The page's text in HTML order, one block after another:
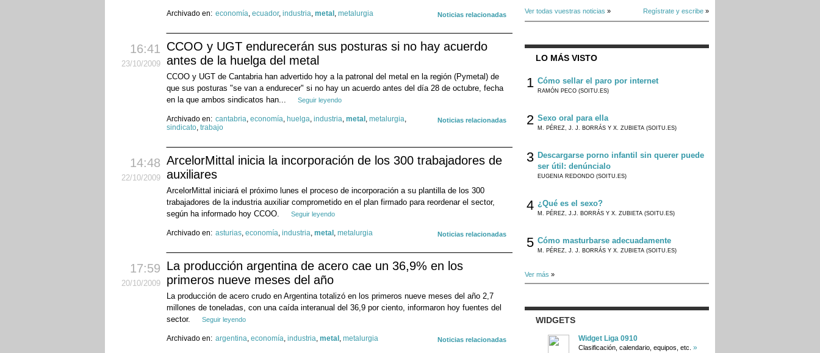
Ver todas vuestras noticias » Regístrate y escribe »
LO MÁS VISTO
1 Cómo sellar el paro por internet
RAMÓN PECO (SOITU.ES)
2 Sexo oral para ella
M. PÉREZ, J. J. BORRÁS Y X. ZUBIETA (SOITU.ES)
3 Descargarse porno infantil sin querer puede
ser útil: denúncialo
EUGENIA REDONDO (SOITU.ES)
4 ¿Qué es el sexo?
M. PÉREZ, J.J. BORRÁS Y X. ZUBIETA (SOITU.ES)
5 Cómo masturbarse adecuadamente
M. PÉREZ, J. J. BORRÁS Y X. ZUBIETA (SOITU.ES)
Ver más »
WIDGETS
Widget Liga 0910
Clasificación, calendario, equipos, etc. »
Noticias relacionadas
Archivado en: economía, ecuador, industria, metal , metalurgia
16:41
23/10/2009
CCOO y UGT endurecerán sus posturas si no hay acuerdo
antes de la huelga del metal
CCOO y UGT de Cantabria han advertido hoy a la patronal del metal en la región (Pymetal) de
que sus posturas "se van a endurecer" si no hay un acuerdo antes del día 28 de octubre, fecha
en la que ambos sindicatos han...
Seguir leyendo
Noticias relacionadas
Archivado en: cantabria, economía, huelga, industria, metal , metalurgia,
sindicato, trabajo
14:48
22/10/2009
ArcelorMittal inicia la incorporación de los 300 trabajadores de
auxiliares
ArcelorMittal iniciará el próximo lunes el proceso de incorporación a su plantilla de los 300
trabajadores de la industria auxiliar comprometido en el plan firmado para reordenar el sector,
según ha informado hoy CCOO.
Seguir leyendo
Noticias relacionadas
Archivado en: asturias, economía, industria, metal , metalurgia
17:59
20/10/2009
La producción argentina de acero cae un 36,9% en los
primeros nueve meses del año
La producción de acero crudo en Argentina totalizó en los primeros nueve meses del año 2,7
millones de toneladas, con una caída interanual del 36,9 por ciento, informaron hoy fuentes del
sector.
Seguir leyendo
Noticias relacionadas
Archivado en: argentina, economía, industria, metal , metalurgia